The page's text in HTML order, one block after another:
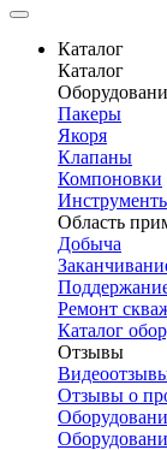
Каталог
Каталог
Пакеры
Якоря
Клапаны
Компоновки
Область
Добыча
Ремонт
Каталог
Отзывы
Отзывы о